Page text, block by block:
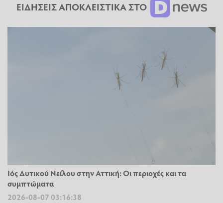
ΕΙΔΗΣΕΙΣ ΑΠΟΚΛΕΙΣΤΙΚΑ ΣΤΟ
Ιός Δυτικού Νείλου στην Αττική: Οι περιοχές και τα
συμπτώματα
2026-08-07 03:16:38